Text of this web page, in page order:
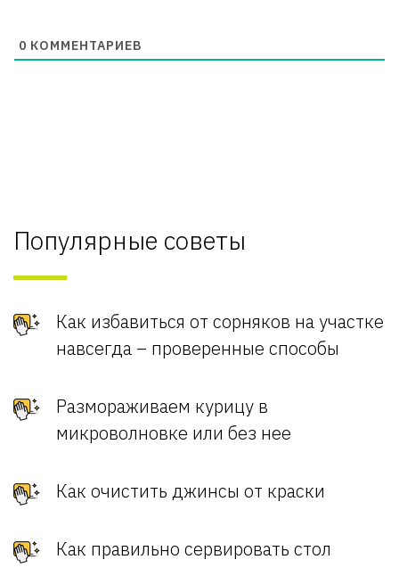
0 КОММЕНТАРИЕВ
Популярные советы
Как избавиться от сорняков на участке
навсегда – проверенные способы
Размораживаем курицу в
микроволновке или без нее
Как очистить джинсы от краски
Как правильно сервировать стол